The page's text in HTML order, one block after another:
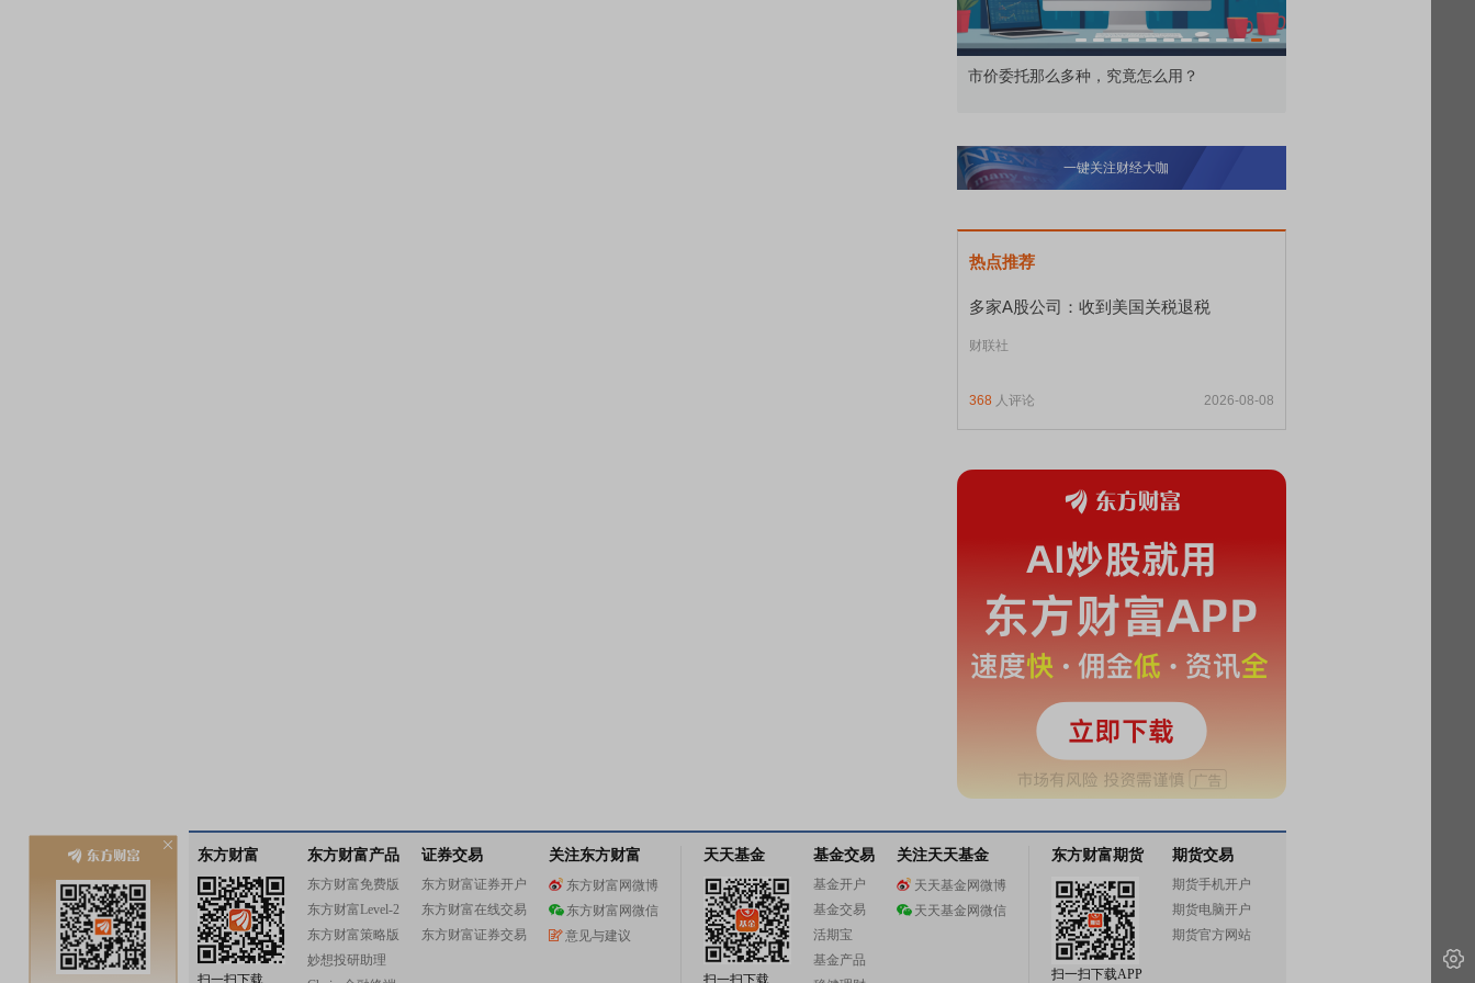
市价委托那么多种，究竟怎么用？
一键关注财经大咖
热点推荐
多家A股公司：收到美国关税退税
财联社
368 人评论 2026-08-08
东方财富
扫一扫下载
东方财富产品
东方财富免费版
东方财富Level-2
东方财富策略版
妙想投研助理
证券交易
东方财富证券开户
东方财富在线交易
东方财富证券交易
关注东方财富
东方财富网微博
东方财富网微信
意见与建议
天天基金
扫一扫下载
基金交易
基金开户
基金交易
活期宝
基金产品
关注天天基金
天天基金网微博
天天基金网微信
东方财富期货
扫一扫下载APP
期货交易
期货手机开户
期货电脑开户
期货官方网站